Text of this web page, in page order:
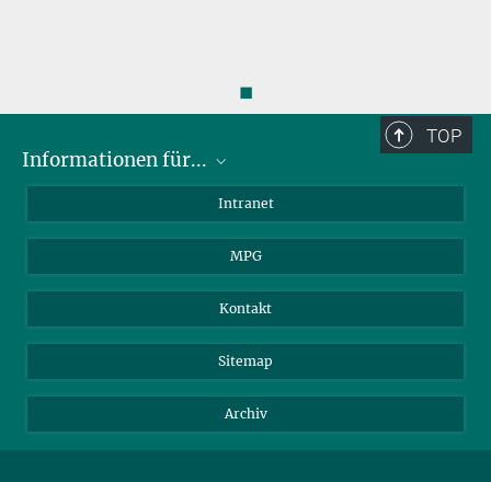
◼
TOP
Informationen für...
Studenten
Journalisten
Intranet
MPG
Kontakt
Sitemap
Archiv